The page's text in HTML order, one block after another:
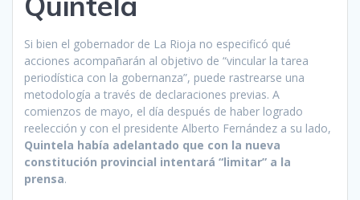
Si bien el gobernador de La Rioja no especificó qué
acciones acompañarán al objetivo de “vincular la tarea
periodística con la gobernanza”, puede rastrearse una
metodología a través de declaraciones previas. A
comienzos de mayo, el día después de haber logrado
reelección y con el presidente Alberto Fernández a su lado,
Quintela había adelantado que con la nueva
constitución provincial intentará “limitar” a la
prensa.